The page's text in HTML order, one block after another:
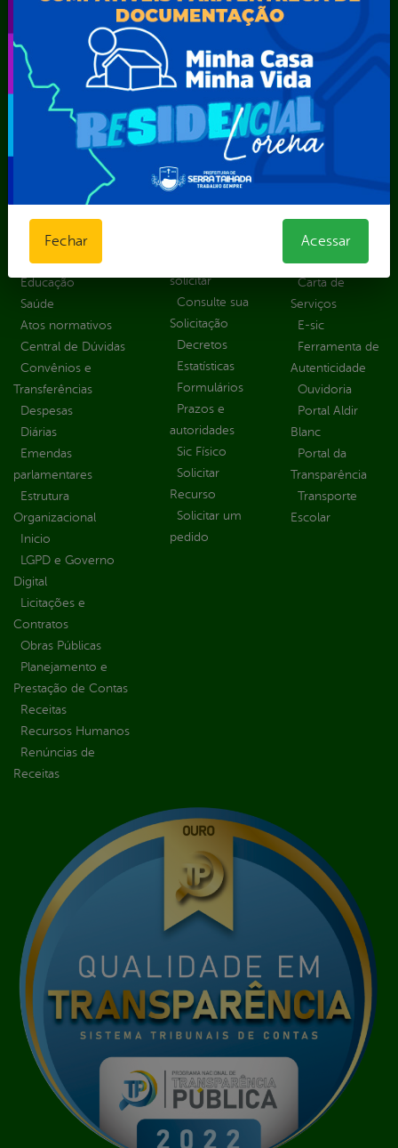
Secretaria Municipal de Governo – SEGOV
Secretaria Municipal de Meio Ambiente – SEMA
Secretaria Municipal de Planejamento e Gestão – SEPLAG
Secretaria Municipal de Relações Institucionais – SEMRI
Secretaria Municipal de Saúde – SMS
Secretaria Municipal de Serviços Públicos – SEMUSP
Superintendência de Trânsito e Transportes de Serra
Talhada-STTRANS
Transparência, Fiscalização e Controle
Portal da
Transparência
Educação
Saúde
Atos normativos
Central de Dúvidas
Convênios e
Transferências
Despesas
Diárias
Emendas
parlamentares
Estrutura
Organizacional
Inicio
LGPD e Governo
Digital
Licitações e
Contratos
Obras Públicas
Planejamento e
Prestação de Contas
Receitas
Recursos Humanos
Renúncias de
Receitas
solicitar
Consulte sua
Solicitação
Decretos
Estatísticas
Formulários
Prazos e
autoridades
Sic Físico
Solicitar
Recurso
Solicitar um
pedido
Outros
Serviços
Carta de
Serviços
E-sic
Ferramenta de
Autenticidade
Ouvidoria
Portal Aldir
Blanc
Portal da
Transparência
Transporte
Escolar
Fechar Acessar